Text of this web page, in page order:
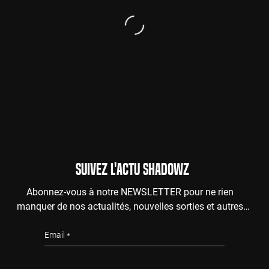
SUIVEZ L'ACTU SHADOWZ
Abonnez-vous à notre NEWSLETTER pour ne rien
manquer de nos actualités, nouvelles sorties et autres
Email